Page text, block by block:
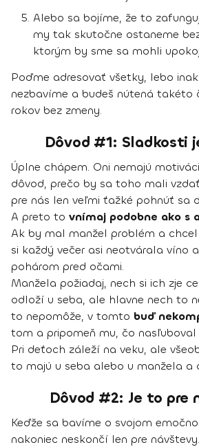
Alebo sa bojíme, že to
my tak skutočne ostaneme
ktorým by sme sa mohli
Poďme adresovať všetky, lebo
nezbavíme a budeš nútená
rokov bez zmeny.
Dôvod #1: Sladkosti
Úplne chápem. Oni nemajú
dôvod, prečo by sa toho mali
pre nás len veľmi ťažké pohnúť sa
A preto to vnímaj podobne ako s
Ak by mal manžel problém a
si každý večer asi neotvárala víno
pohárom pred očami.
Manžela požiadaj, nech si ich zje
odloží u seba, ale hlavne nech to
to nepomôže, v tomto buď
tom a pripomeň mu, čo nasľuboval
Pri deťoch záleží na veku, ale
to majú u seba alebo u manžela a
Dôvod #2: Je to pre
Keďže sa bavíme o svojom
nakoniec neskončí len pre